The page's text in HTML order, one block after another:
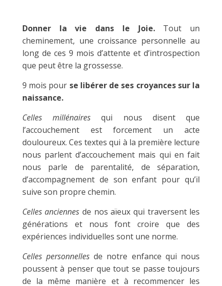
Donner la vie dans le Joie.Tout un
cheminement, une croissance personnelle au
long de ces 9 mois d’attente et d’introspection
que peut être la grossesse.
9 mois pour se libérer de ses croyances sur la
naissance.
Celles millénaires qui nous disent que
l’accouchement est forcement un acte
douloureux. Ces textes qui à la première lecture
nous parlent d’accouchement mais qui en fait
nous parle de parentalité, de séparation,
d’accompagnement de son enfant pour qu’il
suive son propre chemin.
Celles anciennes de nos aïeux qui traversent les
générations et nous font croire que des
expériences individuelles sont une norme.
Celles personnelles de notre enfance qui nous
poussent à penser que tout se passe toujours
de la même manière et à recommencer les